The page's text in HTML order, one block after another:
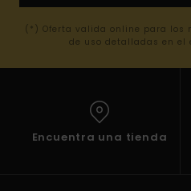
(*) Oferta valida online para los
de uso detalladas en el
Encuentra una tienda